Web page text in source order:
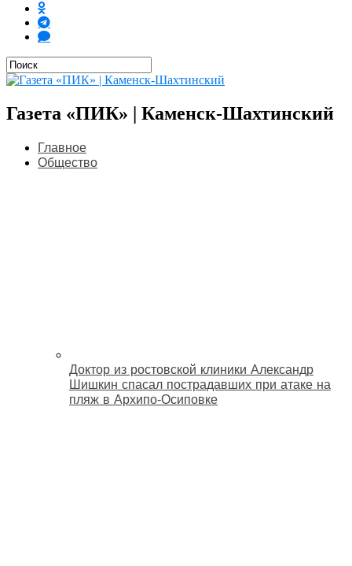
Газета «ПИК» | Каменск-Шахтинский
Главное
Общество
Доктор из ростовской клиники Александр
Шишкин спасал пострадавших при атаке на
пляж в Архипо‑Осиповке